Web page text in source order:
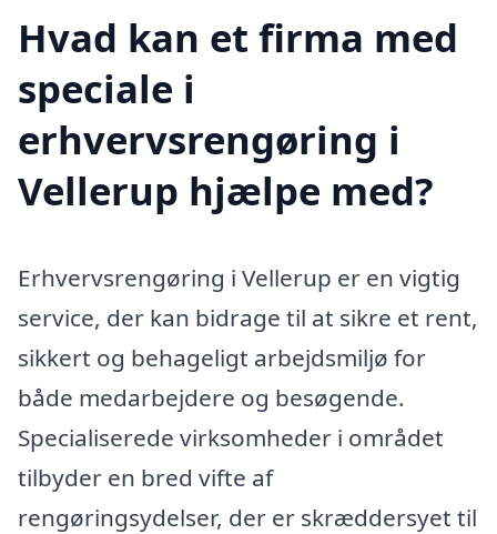
Hvad kan et firma med
speciale i
erhvervsrengøring i
Vellerup hjælpe med?
Erhvervsrengøring i Vellerup er en vigtig
service, der kan bidrage til at sikre et rent,
sikkert og behageligt arbejdsmiljø for
både medarbejdere og besøgende.
Specialiserede virksomheder i området
tilbyder en bred vifte af
rengøringsydelser, der er skræddersyet til